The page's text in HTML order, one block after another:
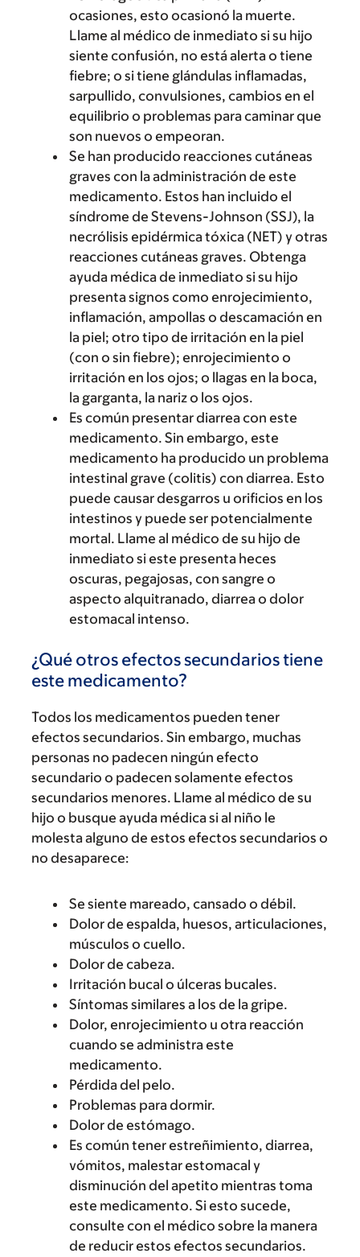
ocasiones, esto ocasionó la muerte.
Llame al médico de inmediato si su hijo
siente confusión, no está alerta o tiene
fiebre; o si tiene glándulas inflamadas,
sarpullido, convulsiones, cambios en el
equilibrio o problemas para caminar que
son nuevos o empeoran.
Se han producido reacciones cutáneas
graves con la administración de este
medicamento. Estos han incluido el
síndrome de Stevens-Johnson (SSJ), la
necrólisis epidérmica tóxica (NET) y otras
reacciones cutáneas graves. Obtenga
ayuda médica de inmediato si su hijo
presenta signos como enrojecimiento,
inflamación, ampollas o descamación en
la piel; otro tipo de irritación en la piel
(con o sin fiebre); enrojecimiento o
irritación en los ojos; o llagas en la boca,
la garganta, la nariz o los ojos.
Es común presentar diarrea con este
medicamento. Sin embargo, este
medicamento ha producido un problema
intestinal grave (colitis) con diarrea. Esto
puede causar desgarros u orificios en los
intestinos y puede ser potencialmente
mortal. Llame al médico de su hijo de
inmediato si este presenta heces
oscuras, pegajosas, con sangre o
aspecto alquitranado, diarrea o dolor
estomacal intenso.
¿Qué otros efectos secundarios tiene
este medicamento?
Todos los medicamentos pueden tener
efectos secundarios. Sin embargo, muchas
personas no padecen ningún efecto
secundario o padecen solamente efectos
secundarios menores. Llame al médico de su
hijo o busque ayuda médica si al niño le
molesta alguno de estos efectos secundarios o
no desaparece:
Se siente mareado, cansado o débil.
Dolor de espalda, huesos, articulaciones,
músculos o cuello.
Dolor de cabeza.
Irritación bucal o úlceras bucales.
Síntomas similares a los de la gripe.
Dolor, enrojecimiento u otra reacción
cuando se administra este
medicamento.
Pérdida del pelo.
Problemas para dormir.
Dolor de estómago.
Es común tener estreñimiento, diarrea,
vómitos, malestar estomacal y
disminución del apetito mientras toma
este medicamento. Si esto sucede,
consulte con el médico sobre la manera
de reducir estos efectos secundarios.